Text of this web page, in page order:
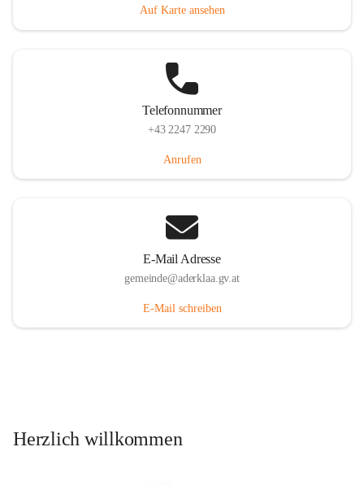
Auf Karte ansehen
Telefonnummer
+43 2247 2290
Anrufen
E-Mail Adresse
gemeinde@aderklaa.gv.at
E-Mail schreiben
Herzlich willkommen